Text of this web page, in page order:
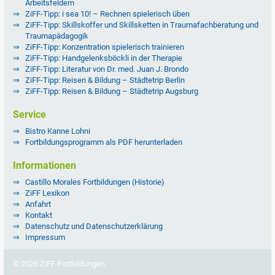
Arbeitsfeldern
ZiFF-Tipp: i sea 10! – Rechnen spielerisch üben
ZiFF-Tipp: Skillskoffer und Skillsketten in Traumafachberatung und
Traumapädagogik
ZiFF-Tipp: Konzentration spielerisch trainieren
ZiFF-Tipp: Handgelenksböckli in der Therapie
ZiFF-Tipp: Literatur von Dr. med. Juan J. Brondo
ZiFF-Tipp: Reisen & Bildung – Städtetrip Berlin
ZiFF-Tipp: Reisen & Bildung – Städtetrip Augsburg
Service
Bistro Kanne Lohni
Fortbildungsprogramm als PDF herunterladen
Informationen
Castillo Morales Fortbildungen (Historie)
ZiFF Lexikon
Anfahrt
Kontakt
Datenschutz und Datenschutzerklärung
Impressum
© 2026 ZiFF-Fortbildungen